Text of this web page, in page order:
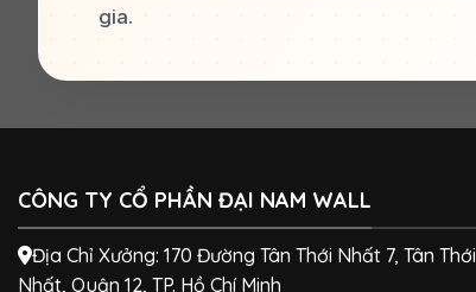
gia.
CÔNG TY CỔ PHẦN ĐẠI NAM WALL
Địa Chỉ Xưởng: 170 Đường Tân Thới Nhất 7, Tân Thới
Nhất, Quận 12, TP. Hồ Chí Minh